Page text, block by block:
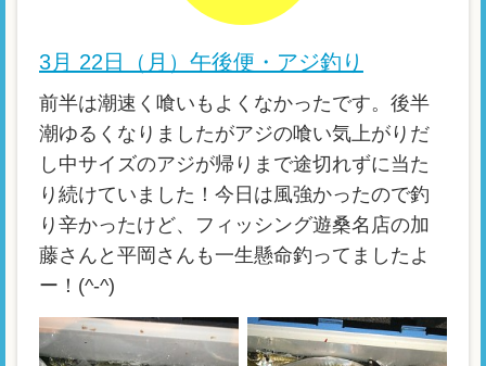
3月 22日（月）午後便・アジ釣り
前半は潮速く喰いもよくなかったです。後半
潮ゆるくなりましたがアジの喰い気上がりだ
し中サイズのアジが帰りまで途切れずに当た
り続けていました！今日は風強かったので釣
り辛かったけど、フィッシング遊桑名店の加
藤さんと平岡さんも一生懸命釣ってましたよ
ー！(^-^)